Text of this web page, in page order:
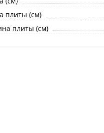
плиты (см)
плиты (см)